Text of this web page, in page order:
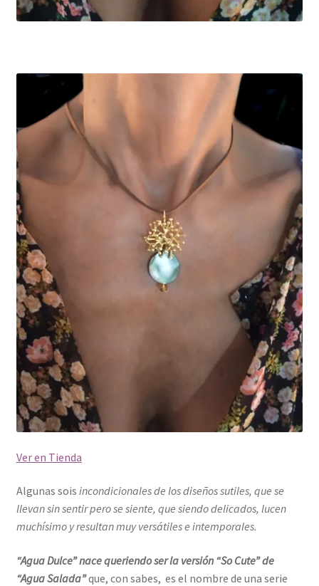
Ver en Tienda
Algunas sois incondicionales de los diseños sutiles, que se
llevan sin sentir pero se siente, que siendo delicados, lucen
muchísimo y resultan muy versátiles e intemporales.
“Agua Dulce” nace queriendo ser la versión “So Cute” de
“Agua Salada”que, con sabes, es el nombre de una serie